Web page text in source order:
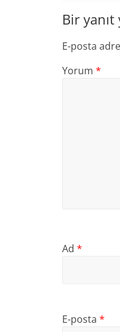
Bir yanıt
E-posta
Yorum *
Ad *
E-posta *